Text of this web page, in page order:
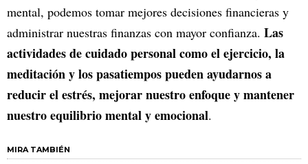
mental, podemos tomar mejores decisiones financieras y
administrar nuestras finanzas con mayor confianza. Las
actividades de cuidado personal como el ejercicio, la
meditación y los pasatiempos pueden ayudarnos a
reducir el estrés, mejorar nuestro enfoque y mantener
nuestro equilibrio mental y emocional.
MIRA TAMBIÉN